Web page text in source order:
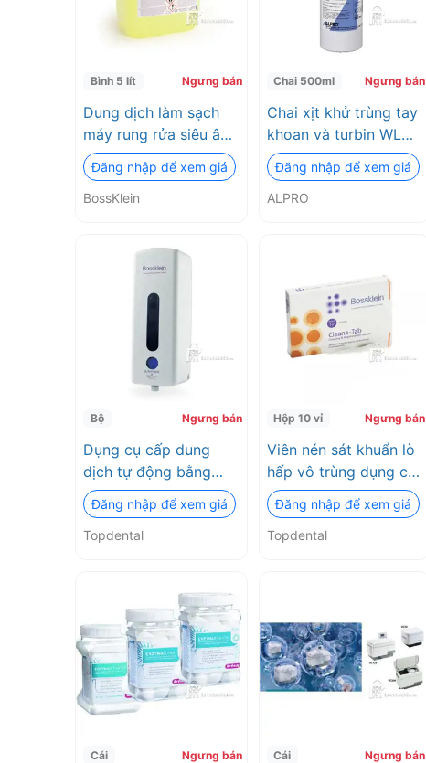
Bình 5 lít Ngưng bán
Dung dịch làm sạch
máy rung rửa siêu âm
ULTRASONIC
CLEANER BossKlein
Đăng nhập để xem giá
BossKlein
Chai 500ml Ngưng bán
Chai xịt khử trùng tay
khoan và turbin WL
Cid ALPRO
Đăng nhập để xem giá
ALPRO
Bộ Ngưng bán
Dụng cụ cấp dung
dịch tự động bằng
cảm ứng nhiệt
BossKlein Topdental
Đăng nhập để xem giá
Topdental
Hộp 10 vỉ Ngưng bán
Viên nén sát khuẩn lò
hấp vô trùng dụng cụ
BossKlein Topdental
Đăng nhập để xem giá
Topdental
Cái Ngưng bán Cái Ngưng bán